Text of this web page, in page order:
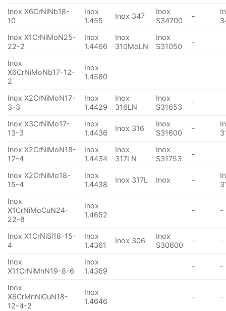
Inox X6CrNiNb18-
10
Inox
1.455
Inox 347
Inox
S34700
-
Inox X1CrNiMoN25-
22-2
Inox
1.4466
Inox
310MoLN
Inox
S31050
-
Inox
X6CrNiMoNb17-12-
2
Inox
1.4580
Inox X2CrNiMoN17-
3-3
Inox
1.4429
Inox
316LN
Inox
S31653
-
Inox X3CrNiMo17-
13-3
Inox
1.4436
Inox 316
Inox
S31600
-
Inox X2CrNiMoN18-
12-4
Inox
1.4434
Inox
317LN
Inox
S31753
-
Inox X2CrNiMo18-
15-4
Inox
1.4438
Inox 317L Inox -
Inox
X1CrNiMoCuN24-
22-8
Inox
1.4652
- -
Inox X1CrNiSi18-15-
4
Inox
1.4361
Inox 306
Inox
S30600
- -
Inox
X11CrNiMnN19-8-6
Inox
1.4369
- -
Inox
X6CrMnNiCuN18-
12-4-2
Inox
1.4646
- -